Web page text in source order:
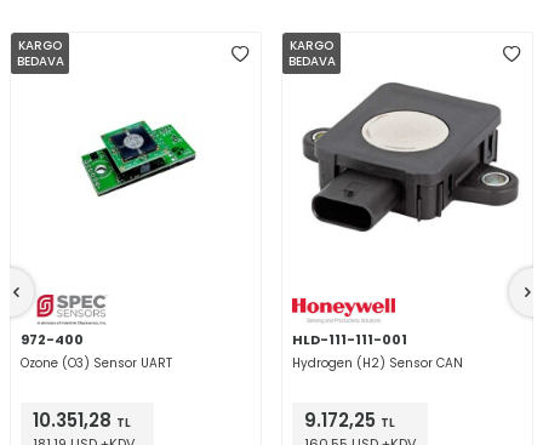
KARGO
BEDAVA
972-400
Ozone (O3) Sensor UART
10.351,28 TL
KARGO
BEDAVA
HLD-111-111-001
Hydrogen (H2) Sensor CAN
9.172,25 TL